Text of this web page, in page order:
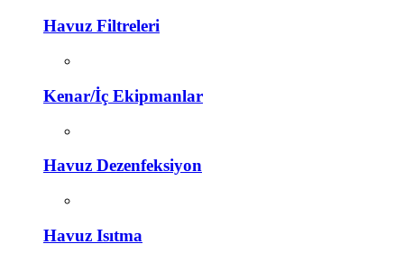
Havuz Filtreleri
Kenar/İç Ekipmanlar
Havuz Dezenfeksiyon
Havuz Isıtma